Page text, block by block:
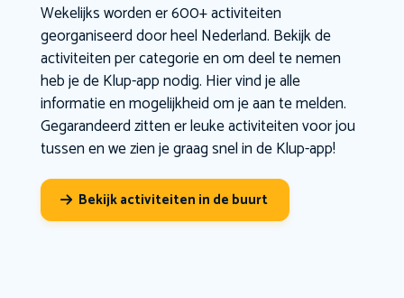
Wekelijks worden er 600+ activiteiten
georganiseerd door heel Nederland. Bekijk de
activiteiten per categorie en om deel te nemen
heb je de Klup-app nodig. Hier vind je alle
informatie en mogelijkheid om je aan te melden.
Gegarandeerd zitten er leuke activiteiten voor jou
tussen en we zien je graag snel in de Klup-app!
Bekijk activiteiten in de buurt